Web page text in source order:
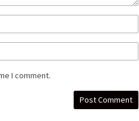
I comment.